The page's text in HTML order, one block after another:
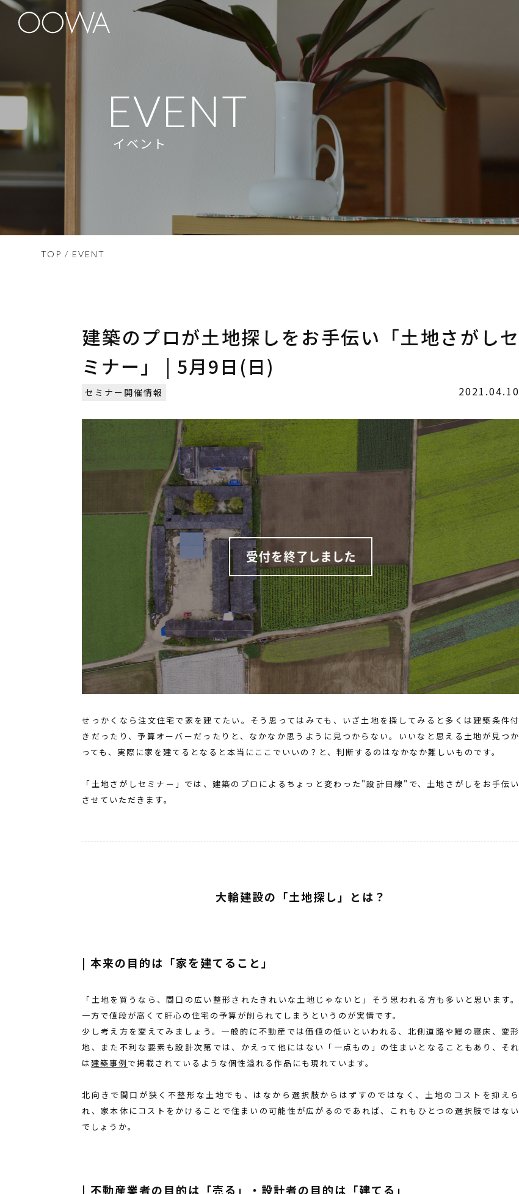
EVENT
イベント
TOP / EVENT
建築のプロが土地探しをお手伝い「土地さがしセ
ミナー」 | 5月9日(日)
セミナー開催情報 2021.04.10
せっかくなら注文住宅で家を建てたい。そう思ってはみても、いざ土地を探してみると多くは建築条件付
きだったり、予算オーバーだったりと、なかなか思うように見つからない。いいなと思える土地が見つか
っても、実際に家を建てるとなると本当にここでいいの？と、判断するのはなかなか難しいものです。
「土地さがしセミナー」では、建築のプロによるちょっと変わった"設計目線"で、土地さがしをお手伝い
させていただきます。
大輪建設の「土地探し」とは？
| 本来の目的は「家を建てること」
「土地を買うなら、間口の広い整形されたきれいな土地じゃないと」そう思われる方も多いと思います。
一方で値段が高くて肝心の住宅の予算が削られてしまうというのが実情です。
少し考え方を変えてみましょう。一般的に不動産では価値の低いといわれる、北側道路や鰻の寝床、変形
地、また不利な要素も設計次第では、かえって他にはない「一点もの」の住まいとなることもあり、それ
は建築事例 で掲載されているような個性溢れる作品にも現れています。
北向きで間口が狭く不整形な土地でも、はなから選択肢からはずすのではなく、土地のコストを抑えら
れ、家本体にコストをかけることで住まいの可能性が広がるのであれば、これもひとつの選択肢ではない
でしょうか。
| 不動産業者の目的は「売る」・設計者の目的は「建てる」